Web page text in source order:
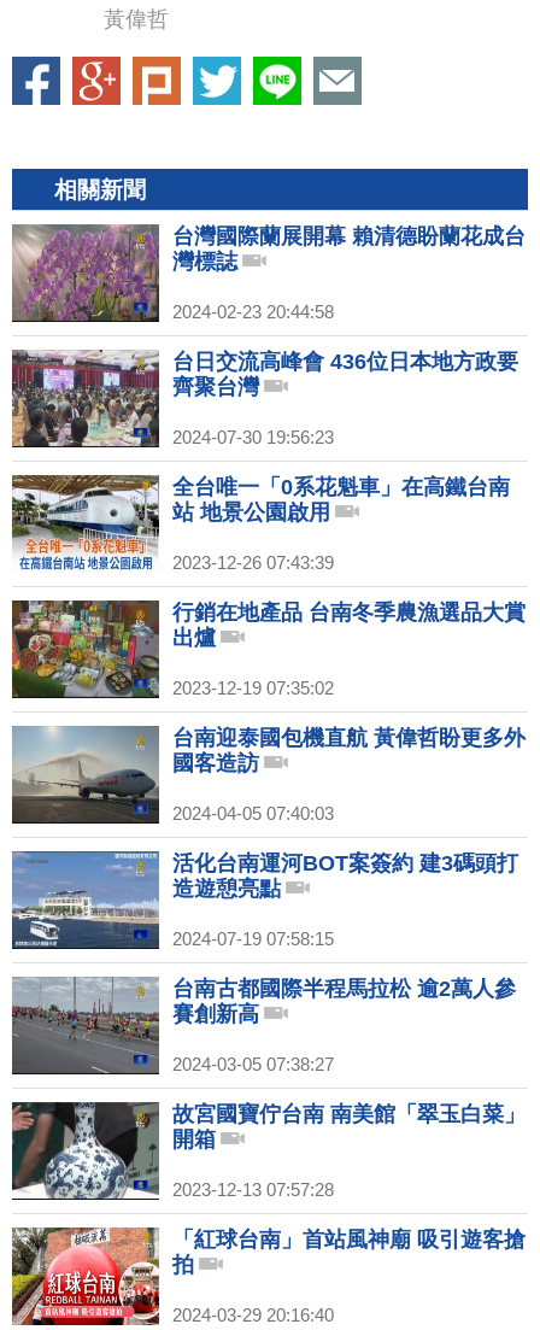
黃偉哲
相關新聞
台灣國際蘭展開幕 賴清德盼蘭花成台
灣標誌
2024-02-23 20:44:58
台日交流高峰會 436位日本地方政要
齊聚台灣
2024-07-30 19:56:23
全台唯一「0系花魁車」在高鐵台南
站 地景公園啟用
2023-12-26 07:43:39
行銷在地產品 台南冬季農漁選品大賞
出爐
2023-12-19 07:35:02
台南迎泰國包機直航 黃偉哲盼更多外
國客造訪
2024-04-05 07:40:03
活化台南運河BOT案簽約 建3碼頭打
造遊憩亮點
2024-07-19 07:58:15
台南古都國際半程馬拉松 逾2萬人參
賽創新高
2024-03-05 07:38:27
故宮國寶佇台南 南美館「翠玉白菜」
開箱
2023-12-13 07:57:28
「紅球台南」首站風神廟 吸引遊客搶
拍
2024-03-29 20:16:40